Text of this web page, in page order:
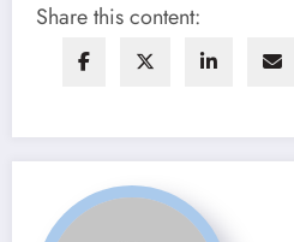
Share this content: